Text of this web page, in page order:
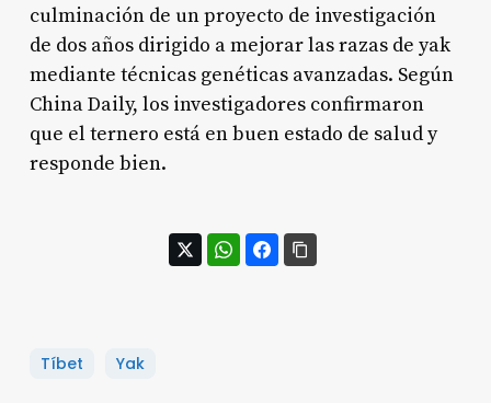
culminación de un proyecto de investigación
de dos años dirigido a mejorar las razas de yak
mediante técnicas genéticas avanzadas. Según
China Daily, los investigadores confirmaron
que el ternero está en buen estado de salud y
responde bien.
Tíbet Yak